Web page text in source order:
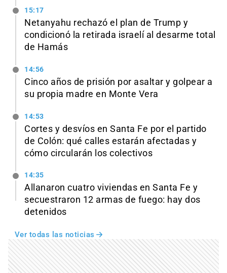
15:17
Netanyahu rechazó el plan de Trump y
condicionó la retirada israelí al desarme total
de Hamás
14:56
Cinco años de prisión por asaltar y golpear a
su propia madre en Monte Vera
14:53
Cortes y desvíos en Santa Fe por el partido
de Colón: qué calles estarán afectadas y
cómo circularán los colectivos
14:35
Allanaron cuatro viviendas en Santa Fe y
secuestraron 12 armas de fuego: hay dos
detenidos
Ver todas las noticias